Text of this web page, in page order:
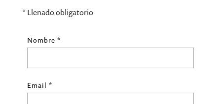
* Llenado obligatorio
Nombre *
Email *